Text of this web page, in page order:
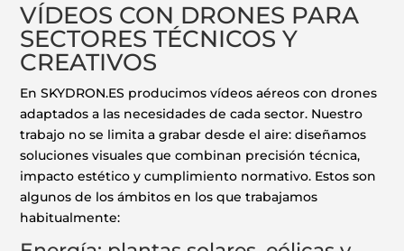
VÍDEOS CON DRONES PARA
SECTORES TÉCNICOS Y
CREATIVOS
En SKYDRON.ES producimos vídeos aéreos con drones
adaptados a las necesidades de cada sector. Nuestro
trabajo no se limita a grabar desde el aire: diseñamos
soluciones visuales que combinan precisión técnica,
impacto estético y cumplimiento normativo. Estos son
algunos de los ámbitos en los que trabajamos
habitualmente: